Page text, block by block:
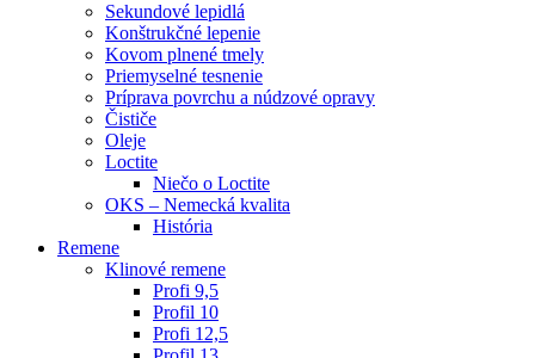
Sekundové lepidlá
Konštrukčné lepenie
Kovom plnené tmely
Priemyselné tesnenie
Príprava povrchu a núdzové opravy
Čističe
Oleje
Loctite
Niečo o Loctite
OKS – Nemecká kvalita
História
Remene
Klinové remene
Profi 9,5
Profil 10
Profi 12,5